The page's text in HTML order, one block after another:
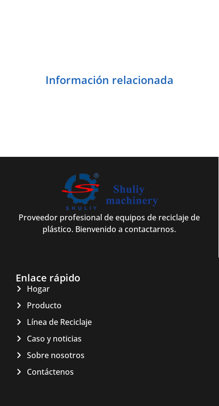
Información relacionada
Proveedor profesional de equipos de reciclaje de
plástico. Bienvenido a contactarnos.
Enlace rápido
Hogar
Producto
Línea de Reciclaje
Caso y noticias
Sobre nosotros
Contáctenos